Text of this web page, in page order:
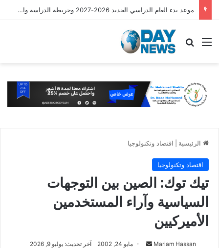
موعد بدء العام الدراسي الجديد 2026-2027 وخريطة الدراسة والامتحانات
القائمة بحث عن
الرئيسية اقتصاد وتكنولوجيا
اقتصاد وتكنولوجيا
تيك توك: الصين بين التوجهات
السياسية وآراء المستخدمين
الأميركيين
Mariam Hassan
أرسل مايو 24, 2002 آخر تحديث: يوليو 9, 2026